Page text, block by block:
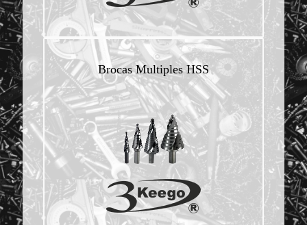
Brocas Multiples HSS